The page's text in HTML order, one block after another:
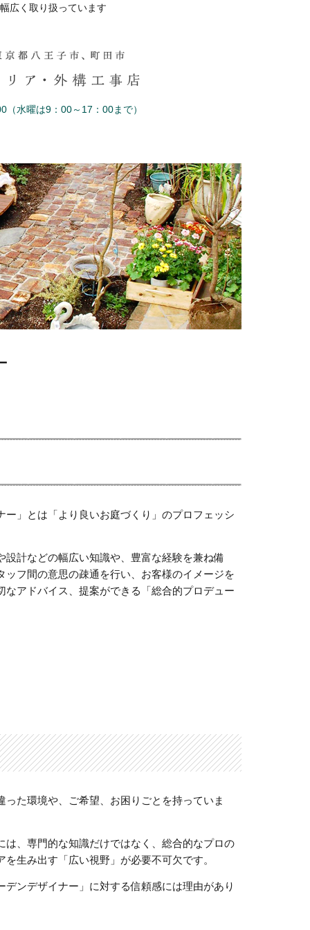
広く取り扱っています
水曜は9：00～17：00まで）
ー」とは「より良いお庭づくり」のプロフェッシ
設計などの幅広い知識や、豊富な経験を兼ね備
ッフ間の意思の疎通を行い、お客様のイメージを
なアドバイス、提案ができる「総合的プロデュー
った環境や、ご希望、お困りごとを持っていま
は、専門的な知識だけではなく、総合的なプロの
を生み出す「広い視野」が必要不可欠です。
デンデザイナー」に対する信頼感には理由があり